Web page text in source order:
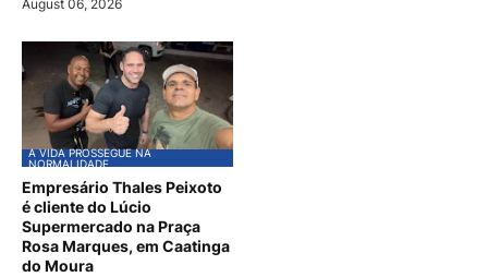
August 06, 2026
A VIDA PROSSEGUE NA
NORMALIDADE
Empresário Thales Peixoto
é cliente do Lúcio
Supermercado na Praça
Rosa Marques, em Caatinga
do Moura